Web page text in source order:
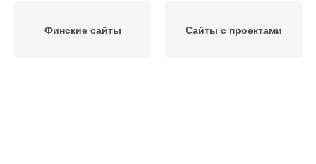
Финские сайты Сайты с проектами